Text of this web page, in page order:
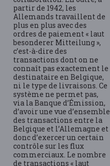
partir de 1942, les
Allemands travaillent de
plus en plus avec des
ordres de paiement « laut
besonderer Mitteilung »,
c’est-à-dire des
transactions dont on ne
connaît pas exactement le
destinataire en Belgique,
ni le type de livraisons. Ce
système ne permet pas,
via la Banque d’Émission,
d’avoir une vue d’ensemble
des transactions entre la
Belgique et l’Allemagne et
donc d’exercer un certain
contrôle sur les flux
commerciaux. Le nombre
de transactions « laut